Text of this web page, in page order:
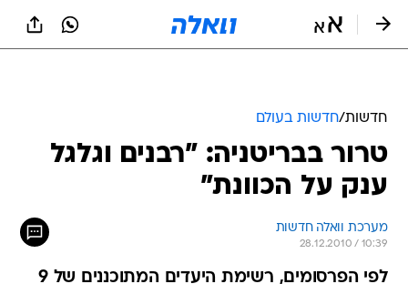
חדשות/חדשות בעולם
טרור בבריטניה: "רבנים וגלגל
ענק על הכוונת"
מערכת וואלה חדשות
28.12.2010 / 10:39
לפי הפרסומים, רשימת היעדים המתוכננים של 9